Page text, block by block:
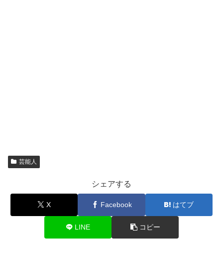
芸能人
シェアする
X Facebook はてブ
LINE コピー